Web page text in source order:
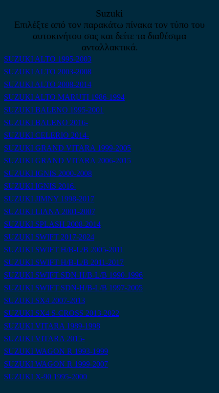
Suzuki
Επιλέξτε από τον παρακάτω πίνακα τον τύπο του
αυτοκινήτου σας και δείτε τα διαθέσιμα
ανταλλακτικά.
SUZUKI ALTO 1995-2003
SUZUKI ALTO 2003-2008
SUZUKI ALTO 2008-2014
SUZUKI ALTO MARUTI 1986-1994
SUZUKI BALENO 1995-2001
SUZUKI BALENO 2016-
SUZUKI CELERIO 2014-
SUZUKI GRAND VITARA 1999-2005
SUZUKI GRAND VITARA 2006-2015
SUZUKI IGNIS 2000-2008
SUZUKI IGNIS 2016-
SUZUKI JIMNY 1998-2017
SUZUKI LIANA 2001-2007
SUZUKI SPLASH 2008-2014
SUZUKI SWIFT 2017-2024
SUZUKI SWIFT H/B-L/B 2005-2011
SUZUKI SWIFT H/B-L/B 2011-2017
SUZUKI SWIFT SDN-H/B-L/B 1990-1996
SUZUKI SWIFT SDN-H/B-L/B 1997-2005
SUZUKI SX4 2007-2013
SUZUKI SX4 S-CROSS 2013-2022
SUZUKI VITARA 1989-1998
SUZUKI VITARA 2015-
SUZUKI WAGON R 1993-1999
SUZUKI WAGON R 1999-2007
SUZUKI X-90 1995-2000